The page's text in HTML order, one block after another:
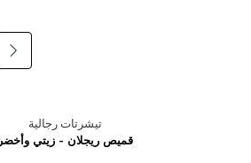
تيشرتات رجالية
قميص ريجلان - زيتي وأخضر